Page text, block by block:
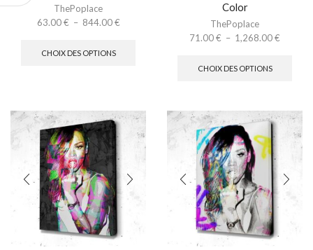
ThePoplace
63.00€ – 844.00€
CHOIX DES OPTIONS
Color
ThePoplace
71.00€ – 1,268.00€
CHOIX DES OPTIONS